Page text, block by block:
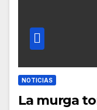
NOTICIAS
La murga